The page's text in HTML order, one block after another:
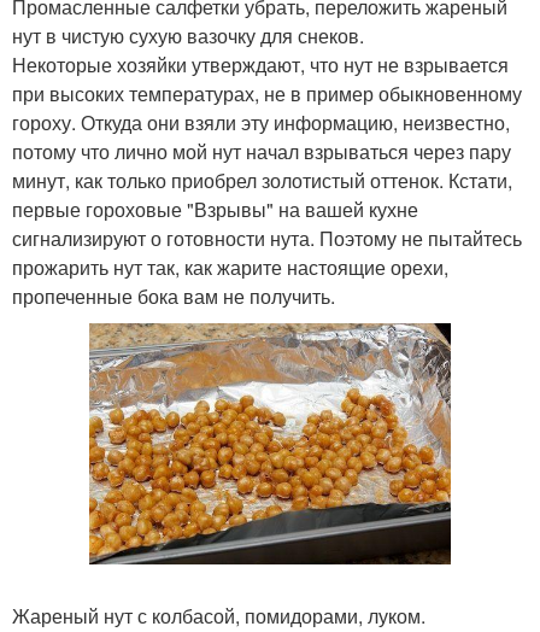
Промасленные салфетки убрать, переложить жареный
нут в чистую сухую вазочку для снеков.
Некоторые хозяйки утверждают, что нут не взрывается
при высоких температурах, не в пример обыкновенному
гороху. Откуда они взяли эту информацию, неизвестно,
потому что лично мой нут начал взрываться через пару
минут, как только приобрел золотистый оттенок. Кстати,
первые гороховые "Взрывы" на вашей кухне
сигнализируют о готовности нута. Поэтому не пытайтесь
прожарить нут так, как жарите настоящие орехи,
пропеченные бока вам не получить.
Жареный нут с колбасой, помидорами, луком.